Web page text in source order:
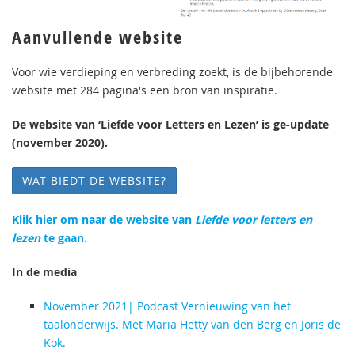
Aanvullende website
Voor wie verdieping en verbreding zoekt, is de bijbehorende
website met 284 pagina's een bron van inspiratie.
De website van ‘Liefde voor Letters en Lezen’ is ge-update
(november 2020).
WAT BIEDT DE WEBSITE?
Klik hier om naar de website van Liefde voor letters en
lezente gaan.
In de media
November 2021| Podcast Vernieuwing van het
taalonderwijs. Met Maria Hetty van den Berg en Joris de
Kok.